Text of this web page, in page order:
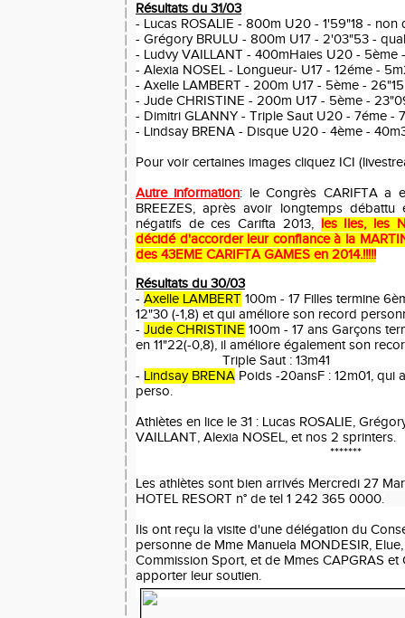
Résultats du 31/03
- Lucas ROSALIE - 800m U20 - 1'59"18 -
- Grégory BRULU - 800m U17 - 2'03"53 -
- Ludvy VAILLANT - 400mHaies U20 - 5ème
- Alexia NOSEL - Longueur- U17 - 12éme -
- Axelle LAMBERT - 200m U17 - 5ème -
- Jude CHRISTINE - 200m U17 - 5ème -
- Dimitri GLANNY - Triple Saut U20 - 7éme -
- Lindsay BRENA - Disque U20 - 4ème -
Pour voir certaines images cliquez ICI
Autre information: le Congrès CARIFTA a
BREEZES, après avoir longtemps
négatifs de ces Carifta 2013, les Iles, les
décidé d'accorder leur confiance à la
des 43EME CARIFTA GAMES en 2014.!!!!!
Résultats du 30/03
- Axelle LAMBERT 100m - 17 Filles termine
12"30 (-1,8) et qui améliore son record
- Jude CHRISTINE 100m - 17 ans Garçons
en 11"22(-0,8), il améliore également son
Triple Saut : 13m41
- Lindsay BRENA Poids -20ansF : 12m01, qui
perso.
Athlètes en lice le 31 : Lucas ROSALIE,
VAILLANT, Alexia NOSEL, et nos 2 sprinters.
*******
Les athlètes sont bien arrivés Mercredi 27
HOTEL RESORT n° de tel 1 242 365 0000.
Ils ont reçu la visite d'une délégation du
personne de Mme Manuela MONDESIR,
Commission Sport, et de Mmes CAPGRAS et
apporter leur soutien.